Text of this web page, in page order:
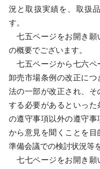
況と取扱実績を、取扱
す。
七五ページをお開き願
の概要でございます。
七五ページから七六ペ
卸売市場条例の改正に
法の一部が改正され、
する必要があるといっ
の遵守事項以外の遵守
から意見を聞くことを
準備会議での検討状況等
七七ページをお開き願